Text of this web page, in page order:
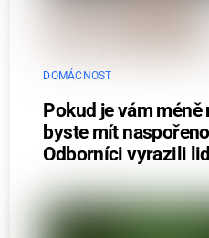
DOMÁCNOST
Pokud je vám méně
byste mít
Odborníci vyrazili